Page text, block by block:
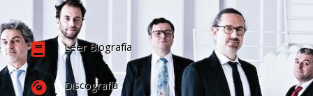
 Leer Biografía
 Discografía